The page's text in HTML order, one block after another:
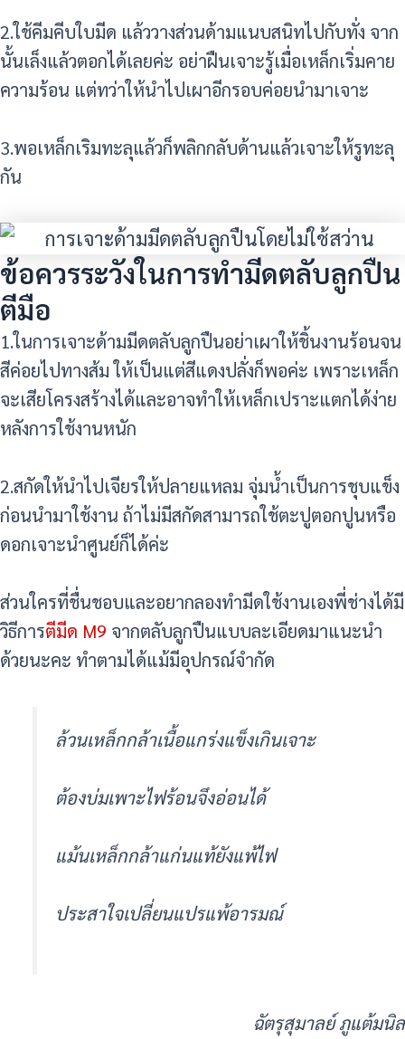
2.ใช้คีมคีบใบมีด แล้ววางส่วนด้ามแนบสนิทไปกับทั่ง จาก
นั้นเล็งแล้วตอกได้เลยค่ะ อย่าฝืนเจาะรู้เมื่อเหล็กเริ่มคาย
ความร้อน แต่ทว่าให้นำไปเผาอีกรอบค่อยนำมาเจาะ
3.พอเหล็กเริมทะลุแล้วก็พลิกกลับด้านแล้วเจาะให้รูทะลุ
กัน
ข้อควรระวังในการทำมีดตลับลูกปืน
ตีมือ
1.ในการเจาะด้ามมีดตลับลูกปืนอย่าเผาให้ชิ้นงานร้อนจน
สีค่อยไปทางส้ม ให้เป็นแต่สีแดงปลั่งก็พอค่ะ เพราะเหล็ก
จะเสียโครงสร้างได้และอาจทำให้เหล็กเปราะแตกได้ง่าย
หลังการใช้งานหนัก
2.สกัดให้นำไปเจียรให้ปลายแหลม จุ่มน้ำเป็นการชุบแข็ง
ก่อนนำมาใช้งาน ถ้าไม่มีสกัดสามารถใช้ตะปูตอกปูนหรือ
ดอกเจาะนำศูนย์ก็ได้ค่ะ
ส่วนใครที่ชื่นชอบและอยากลองทำมีดใช้งานเองพี่ช่างได้มี
วิธีการตีมีด M9 จากตลับลูกปืนแบบละเอียดมาแนะนำ
ด้วยนะคะ ทำตามได้แม้มีอุปกรณ์จำกัด
ล้วนเหล็กกล้าเนื้อแกร่งแข็งเกินเจาะ
ต้องบ่มเพาะไฟร้อนจึงอ่อนได้
แม้นเหล็กกล้าแก่นแท้ยังแพ้ไฟ
ประสาใจเปลี่ยนแปรแพ้อารมณ์
ฉัตรุสุมาลย์ ภูแต้มนิล